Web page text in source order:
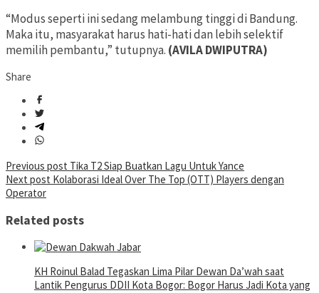
“Modus seperti ini sedang melambung tinggi di Bandung.
Maka itu, masyarakat harus hati-hati dan lebih selektif
memilih pembantu,” tutupnya. (AVILA DWIPUTRA)
Share
Post
navigation
Previous post Tika T2 Siap Buatkan Lagu Untuk Yance
Next post Kolaborasi Ideal Over The Top (OTT) Players dengan
Operator
Related posts
KH Roinul Balad Tegaskan Lima Pilar Dewan Da’wah saat
Lantik Pengurus DDII Kota Bogor: Bogor Harus Jadi Kota yang